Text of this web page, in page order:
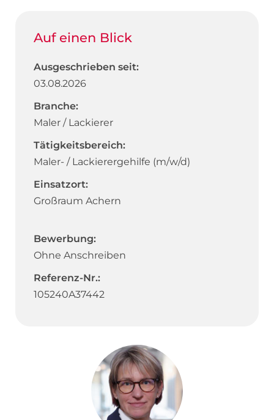
Auf einen Blick
Ausgeschrieben seit:
03.08.2026
Branche:
Maler / Lackierer
Tätigkeitsbereich:
Maler- / Lackierergehilfe (m/w/d)
Einsatzort:
Großraum Achern
Bewerbung:
Ohne Anschreiben
Referenz-Nr.:
105240A37442